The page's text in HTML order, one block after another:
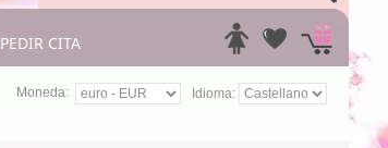
PEDIR CITA
Idioma:
Moneda: